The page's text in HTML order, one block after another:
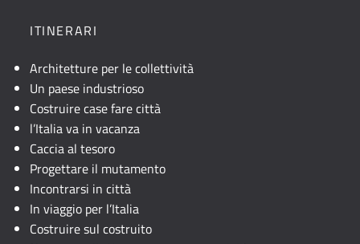
ITINERARI
Architetture per le collettività
Un paese industrioso
Costruire case fare città
l’Italia va in vacanza
Caccia al tesoro
Progettare il mutamento
Incontrarsi in città
In viaggio per l’Italia
Costruire sul costruito